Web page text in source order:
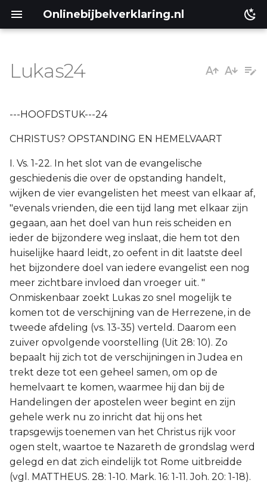
Onlinebijbelverklaring.nl
Lukas24
---HOOFDSTUK---24
CHRISTUS? OPSTANDING EN HEMELVAART
I. Vs. 1-22. In het slot van de evangelische
geschiedenis die over de opstanding handelt,
wijken de vier evangelisten het meest van elkaar af,
"evenals vrienden, die een tijd lang met elkaar zijn
gegaan, aan het doel van hun reis scheiden en
ieder de bijzondere weg inslaat, die hem tot den
huiselijke haard leidt, zo oefent in dit laatste deel
het bijzondere doel van iedere evangelist een nog
meer zichtbare invloed dan vroeger uit. "
Onmiskenbaar zoekt Lukas zo snel mogelijk te
komen tot de verschijning van de Herrezene, in de
tweede afdeling (vs. 13-35) verteld. Daarom een
zuiver opvolgende voorstelling (Uit 28: 10). Zo
bepaalt hij zich tot de verschijningen in Judea en
trekt deze tot een geheel samen, om op de
hemelvaart te komen, waarmee hij dan bij de
Handelingen der apostelen weer begint en zijn
gehele werk nu zo inricht dat hij ons het
trapsgewijs toenemen van het Christus rijk voor
ogen stelt, waartoe te Nazareth de grondslag werd
gelegd en dat zich eindelijk tot Rome uitbreidde
(vgl. MATTHEUS. 28: 1-10. Mark. 16: 1-11. Joh. 20: 1-18).